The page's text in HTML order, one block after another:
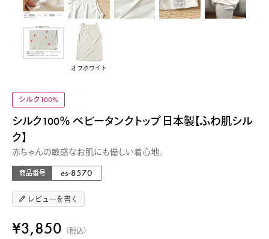
オフホワイト
シルク100%
赤ちゃんの敏感なお肌にも優しい着心地。
シルク100％ ベビータンクトップ 日本製【ふわ肌シル
ク】
商品番号 es-8570
レビューを書く
¥3,850 税込